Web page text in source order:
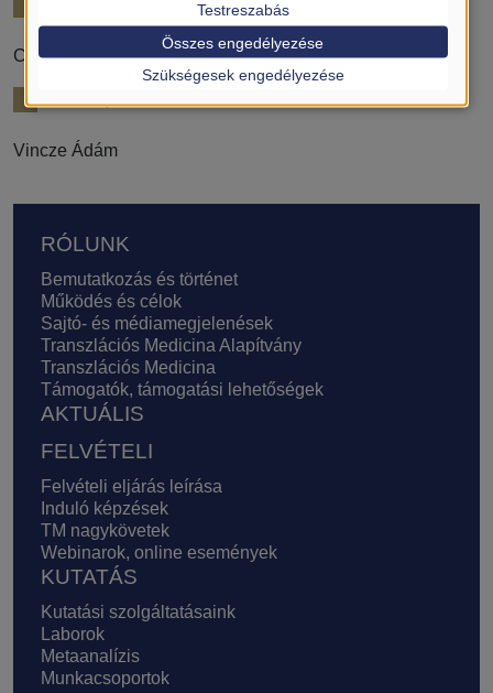
Czébely-Lénárt András
2024/25
Vincze Ádám
Lábléc
RÓLUNK
Bemutatkozás és történet
Működés és célok
Sajtó- és médiamegjelenések
Transzlációs Medicina Alapítvány
Transzlációs Medicina
Támogatók, támogatási lehetőségek
AKTUÁLIS
FELVÉTELI
Felvételi eljárás leírása
Induló képzések
TM nagykövetek
Webinarok, online események
KUTATÁS
Kutatási szolgáltatásaink
Laborok
Metaanalízis
Munkacsoportok
Testreszabás
Szükségesek engedélyezése
Összes engedélyezése